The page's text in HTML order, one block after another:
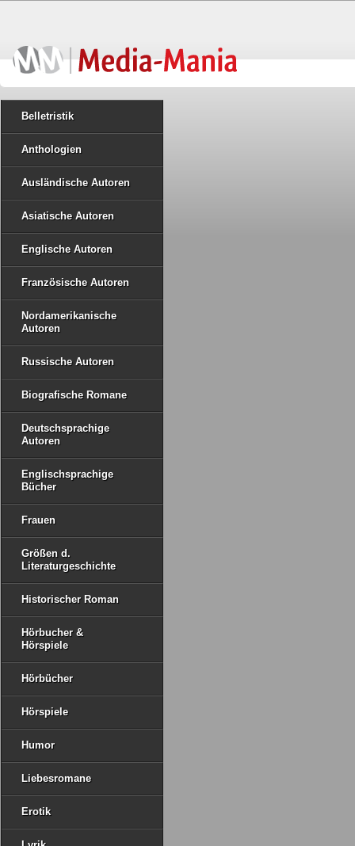
Belletristik
Anthologien
Ausländische Autoren
Asiatische Autoren
Englische Autoren
Französische Autoren
Nordamerikanische
Autoren
Russische Autoren
Biografische Romane
Deutschsprachige
Autoren
Englischsprachige
Bücher
Frauen
Größen d.
Literaturgeschichte
Historischer Roman
Hörbucher &
Hörspiele
Hörbücher
Hörspiele
Humor
Liebesromane
Erotik